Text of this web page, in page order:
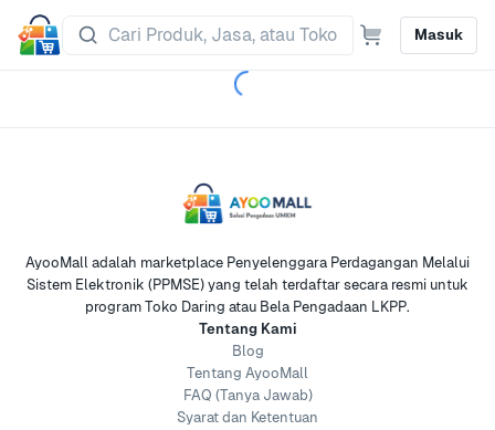
Masuk
AyooMall adalah marketplace Penyelenggara Perdagangan Melalui
Sistem Elektronik (PPMSE) yang telah terdaftar secara resmi untuk
program Toko Daring atau Bela Pengadaan LKPP.
Tentang Kami
Blog
Tentang AyooMall
FAQ (Tanya Jawab)
Syarat dan Ketentuan